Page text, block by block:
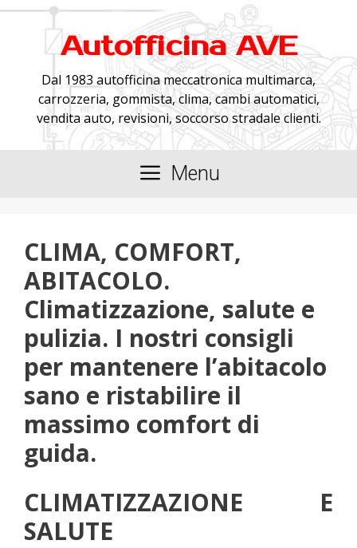
Skip
Autofficina AVE
Dal 1983 autofficina meccatronica multimarca,
carrozzeria, gommista, clima, cambi automatici,
vendita auto, revisioni, soccorso stradale clienti.
Menu
CLIMA, COMFORT,
ABITACOLO.
Climatizzazione, salute e
pulizia. I nostri consigli
per mantenere l’abitacolo
sano e ristabilire il
massimo comfort di
guida.
CLIMATIZZAZIONE E
SALUTE